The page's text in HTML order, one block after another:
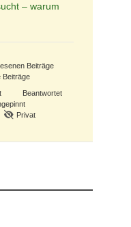
– warum
Beiträge
Beiträge
Beantwortet
Privat